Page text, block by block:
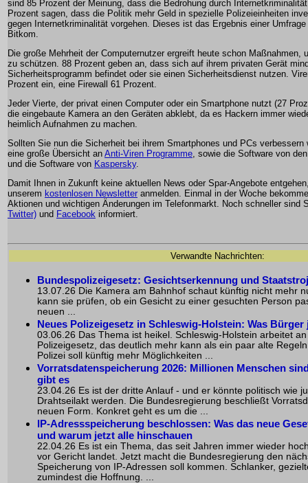
sind 85 Prozent der Meinung, dass die Bedrohung durch
Prozent sagen, dass die Politik mehr Geld in spezielle Polizeieinheiten
gegen Internetkriminalität vorgehen. Dieses ist das Ergebnis einer
Bitkom.
Die große Mehrheit der Computernutzer ergreift heute schon Maßnahmen,
zu schützen. 88 Prozent geben an, dass sich auf ihrem privaten Gerät
Sicherheitsprogramm befindet oder sie einen Sicherheitsdienst nutzen.
Prozent ein, eine Firewall 61 Prozent.
Jeder Vierte, der privat einen Computer oder ein Smartphone nutzt (27
die eingebaute Kamera an den Geräten abklebt, da es Hackern immer
heimlich Aufnahmen zu machen.
Sollten Sie nun die Sicherheit bei ihrem Smartphones und PCs verbessern
eine große Übersicht an Anti-Viren Programme, sowie die Software von
und die Software von Kaspersky.
Damit Ihnen in Zukunft keine aktuellen News oder Spar-Angebote
unserem kostenlosen Newsletter anmelden. Einmal in der Woche
Aktionen und wichtigen Änderungen im Telefonmarkt. Noch schneller sind
Twitter) und Facebook informiert.
Verwandte Nachrichten:
Bundespolizeigesetz: Gesichtserkennung und
13.07.26 Die Kamera am Bahnhof schaut künftig nicht mehr
kann sie prüfen, ob ein Gesicht zu einer gesuchten Person
neuen ...
Neues Polizeigesetz in Schleswig-Holstein: Was
03.06.26 Das Thema ist heikel. Schleswig-Holstein arbeitet
Polizeigesetz, das deutlich mehr kann als ein paar alte
Polizei soll künftig mehr Möglichkeiten ...
Vorratsdatenspeicherung 2026: Millionen Menschen
gibt es
23.04.26 Es ist der dritte Anlauf - und er könnte politisch wie
Drahtseilakt werden. Die Bundesregierung beschließt
neuen Form. Konkret geht es um die ...
IP-Adressspeicherung beschlossen: Was das neue
und warum jetzt alle hinschauen
22.04.26 Es ist ein Thema, das seit Jahren immer wieder
vor Gericht landet. Jetzt macht die Bundesregierung den
Speicherung von IP-Adressen soll kommen. Schlanker,
zumindest die Hoffnung. ...